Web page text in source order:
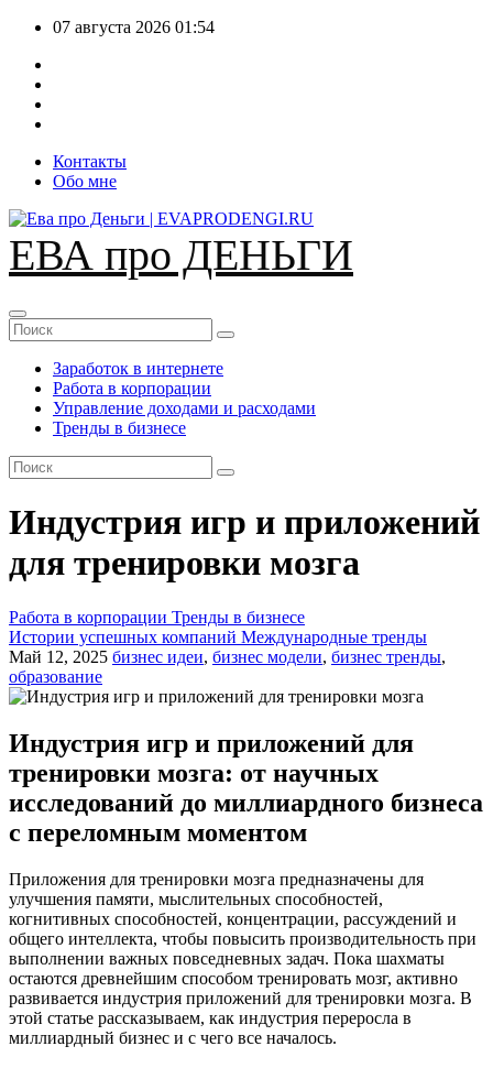
Перейти
содержимому
07 августа 2026 01:54
Контакты
Обо мне
ЕВА про ДЕНЬГИ
Заработок в интернете
Работа в корпорации
Управление доходами и расходами
Тренды в бизнесе
Индустрия игр и приложений
для тренировки мозга
Работа в корпорации Тренды в бизнесе
Истории успешных компаний Международные тренды
Май 12, 2025 бизнес идеи, бизнес модели, бизнес тренды,
образование
Индустрия игр и приложений для
тренировки мозга: от научных
исследований до миллиардного бизнеса
с переломным моментом
Приложения для тренировки мозга предназначены для
улучшения памяти, мыслительных способностей,
когнитивных способностей, концентрации, рассуждений и
общего интеллекта, чтобы повысить производительность при
выполнении важных повседневных задач. Пока шахматы
остаются древнейшим способом тренировать мозг, активно
развивается индустрия приложений для тренировки мозга. В
этой статье рассказываем, как индустрия переросла в
миллиардный бизнес и с чего все началось.